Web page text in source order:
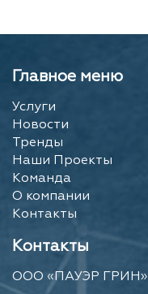
Главное меню
Услуги
Новости
Тренды
Наши Проекты
Команда
О компании
Контакты
Контакты
ООО «ПАУЭР ГРИН»